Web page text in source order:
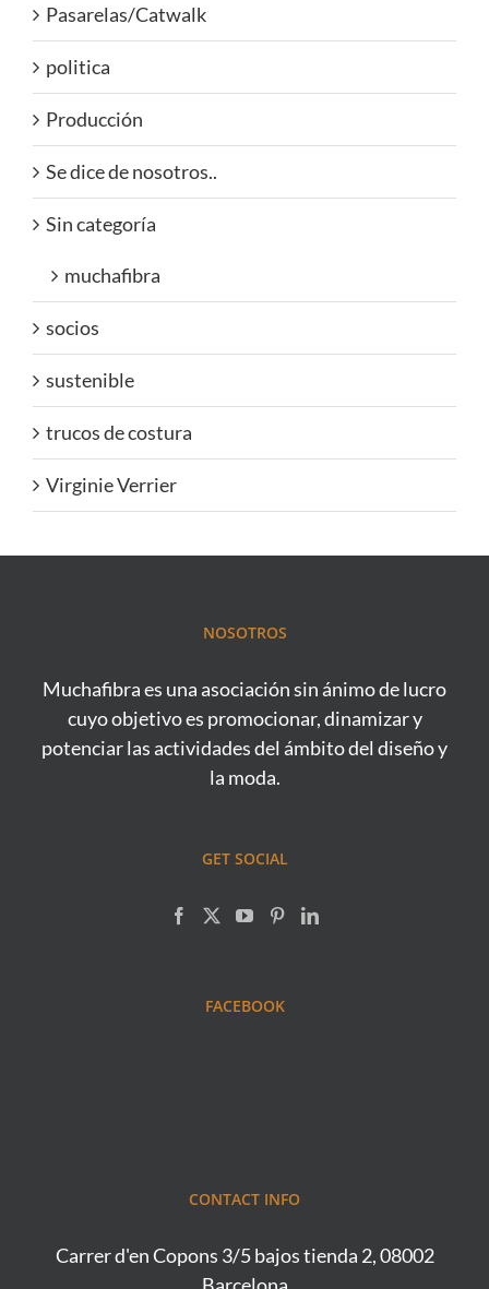
Pasarelas/Catwalk
politica
Producción
Se dice de nosotros..
Sin categoría
muchafibra
socios
sustenible
trucos de costura
Virginie Verrier
NOSOTROS
Muchafibra es una asociación sin ánimo de lucro
cuyo objetivo es promocionar, dinamizar y
potenciar las actividades del ámbito del diseño y
la moda.
GET SOCIAL
FACEBOOK
CONTACT INFO
Carrer d'en Copons 3/5 bajos tienda 2, 08002